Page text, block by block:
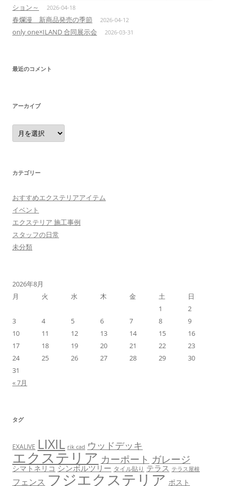
ション～
2026-04-18
春爛漫 新商品発売の季節 2026-04-12
only one×ILAND 合同展示会 2026-03-31
最近のコメント
アーカイブ
ア
ー
カ
カテゴリー
おすすめエクステリアアイテム
イベント
エクステリア 施工事例
スタッフの日常
未分類
2026年8月
月
火 水 木 金 土
日
1
2
3
4 5 6 7 8
9
10
11 12 13 14 15
16
17
18 19 20 21 22
23
24
25 26 27 28 29
30
31
« 7月
タグ
EXALIVE LIXIL rik cad ウッドデッキ
エクステリア カーポート ガレージ
シマトネリコ シンボルツリー タイル貼り テラス テラス屋根
フェンス フジエクステリア ポスト